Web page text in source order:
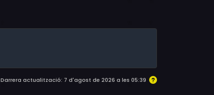
Darrera actualització: 7 d'agost de 2026 a les 05:39